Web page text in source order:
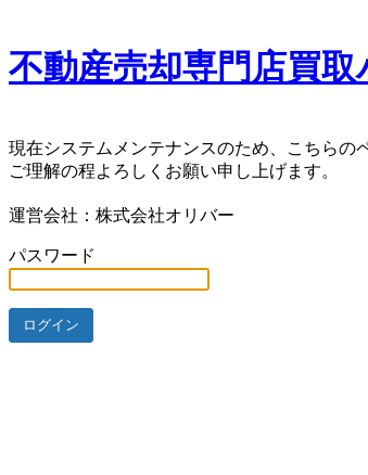
不動産売却専門店買取
現在システムメンテナンスのため、こちらの
ご理解の程よろしくお願い申し上げます。
運営会社：株式会社オリバー
パスワード